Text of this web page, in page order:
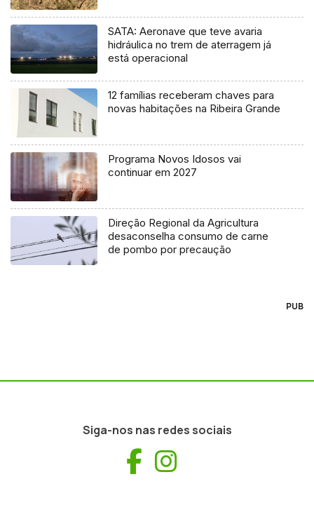
SATA: Aeronave que teve avaria
hidráulica no trem de aterragem já
está operacional
12 famílias receberam chaves para
novas habitações na Ribeira Grande
Programa Novos Idosos vai
continuar em 2027
Direção Regional da Agricultura
desaconselha consumo de carne
de pombo por precaução
PUB
Siga-nos nas redes sociais
Facebook